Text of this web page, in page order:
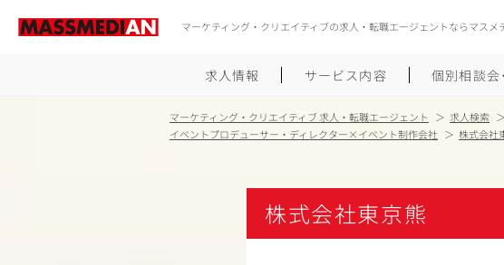
マーケティング・クリエイティブの求人・転職エージェントならマスメ
求人情報 サービス内容 個別相談会
履歴書のつく
職務経歴書
マーケティング・クリエイティブ 求人・転職エージェント 求人検索
イベントプロデューサー・ディレクター×イベント制作会社
株式会社
株式会社東京熊